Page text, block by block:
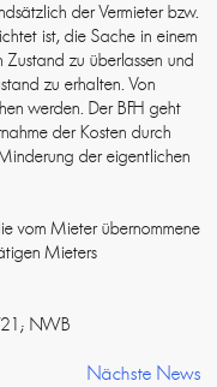
der Vermieter bzw.
ist, die Sache in einem
zu überlassen und
zu erhalten. Von
werden. Der BFH geht
der Kosten durch
der eigentlichen
vom Mieter übernommene
Mieters
21; NWB
Nächste News